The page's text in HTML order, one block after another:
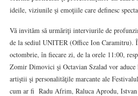
ideile, viziunile şi emoţiile care definesc
Vă invităm să urmăriţi interviurile de
de la sediul UNITER (Office Ion Caramitru).
octombrie, în fiecare zi, de la orele 11:00,
Zomir Dimovici şi Octavian Szalad vor aduce
artiştii şi personalităţile marcante ale
cum ar fi Radu Afrim, Raluca Aprodu,